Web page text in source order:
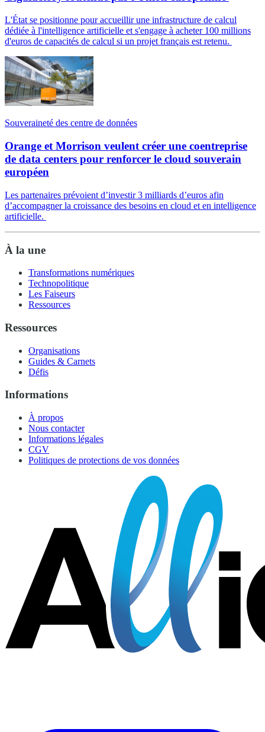
L'État se positionne pour accueillir une infrastructure de calcul
dédiée à l'intelligence artificielle et s'engage à acheter 100 millions
d'euros de capacités de calcul si un projet français est retenu.
Souveraineté des centre de données
Orange et Morrison veulent créer une coentreprise
de data centers pour renforcer le cloud souverain
européen
Les partenaires prévoient d’investir 3 milliards d’euros afin
d’accompagner la croissance des besoins en cloud et en intelligence
artificielle.
À la une
Transformations numériques
Technopolitique
Les Faiseurs
Ressources
Ressources
Organisations
Guides & Carnets
Défis
Informations
À propos
Nous contacter
Informations légales
CGV
Politiques de protections de vos données